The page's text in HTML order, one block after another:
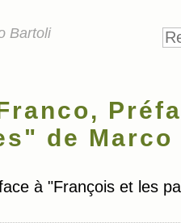
Bartoli
de
à "François et les